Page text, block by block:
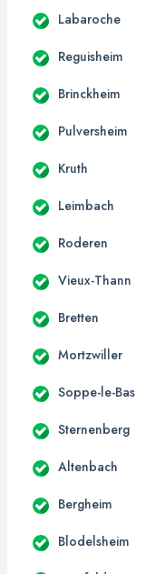
Labaroche
Reguisheim
Brinckheim
Pulversheim
Kruth
Leimbach
Roderen
Vieux-Thann
Bretten
Mortzwiller
Soppe-le-Bas
Sternenberg
Altenbach
Bergheim
Blodelsheim